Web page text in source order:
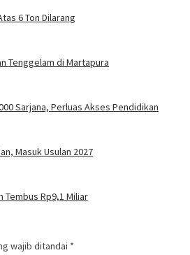
6 Ton Dilarang
Tenggelam di Martapura
Sarjana, Perluas Akses Pendidikan
Masuk Usulan 2027
Tembus Rp9,1 Miliar
wajib ditandai *